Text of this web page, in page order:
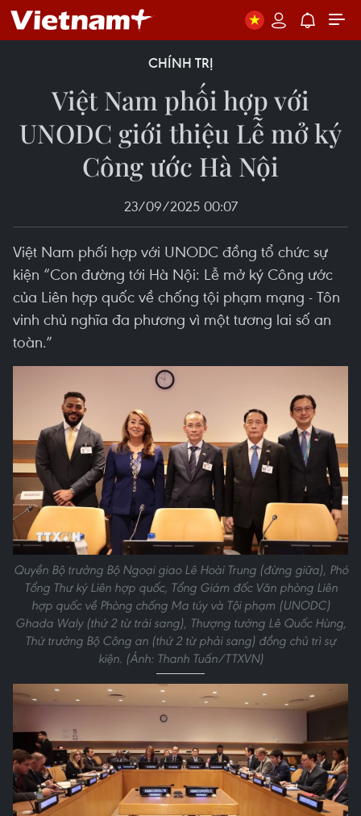
CHÍNH TRỊ
Việt Nam phối hợp với
UNODC giới thiệu Lễ mở ký
Công ước Hà Nội
23/09/2025 00:07
Việt Nam phối hợp với UNODC đồng tổ chức sự
kiện “Con đường tới Hà Nội: Lễ mở ký Công ước
của Liên hợp quốc về chống tội phạm mạng - Tôn
vinh chủ nghĩa đa phương vì một tương lai số an
toàn.”
Quyền Bộ trưởng Bộ Ngoại giao Lê Hoài Trung (đừng giữa), Phó
Tổng Thư ký Liên hợp quốc, Tổng Giám đốc Văn phòng Liên
hợp quốc về Phòng chống Ma túy và Tội phạm (UNODC)
Ghada Waly (thứ 2 từ trái sang), Thượng tướng Lê Quốc Hùng,
Thứ trưởng Bộ Công an (thứ 2 từ phải sang) đồng chủ trì sự
kiện. (Ảnh: Thanh Tuấn/TTXVN)